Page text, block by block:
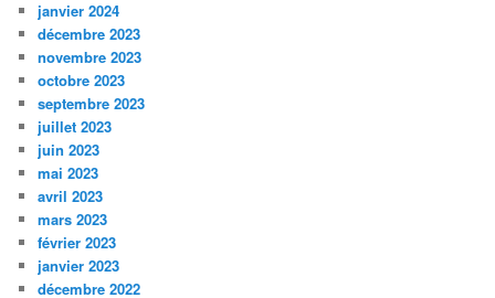
janvier 2024
décembre 2023
novembre 2023
octobre 2023
septembre 2023
juillet 2023
juin 2023
mai 2023
avril 2023
mars 2023
février 2023
janvier 2023
décembre 2022